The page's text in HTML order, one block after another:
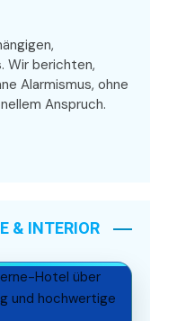
Wir berichten,
Alarmismus, ohne
Anspruch.
& INTERIOR